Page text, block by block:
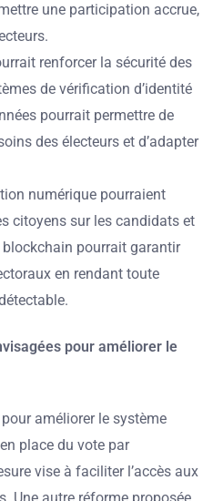
une participation accrue,
renforcer la sécurité des
de vérification d’identité
pourrait permettre de
des électeurs et d’adapter
numérique pourraient
citoyens sur les candidats et
blockchain pourrait garantir
en rendant toute
pour améliorer le
améliorer le système
place du vote par
vise à faciliter l’accès aux